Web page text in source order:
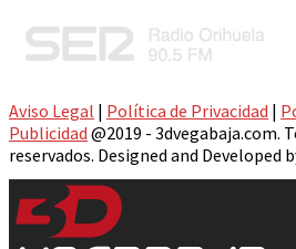
Aviso Legal | Política de Privacidad |
Publicidad @2019 - 3dvegabaja.com.
reservados. Designed and Developed